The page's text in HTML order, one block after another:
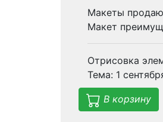
Макеты
Макет
Отрисовка
Тема: 1
В корзину